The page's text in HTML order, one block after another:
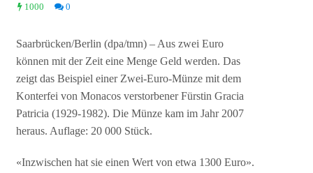
1000 0
Saarbrücken/Berlin (dpa/tmn) – Aus zwei Euro
können mit der Zeit eine Menge Geld werden. Das
zeigt das Beispiel einer Zwei-Euro-Münze mit dem
Konterfei von Monacos verstorbener Fürstin Gracia
Patricia (1929-1982). Die Münze kam im Jahr 2007
heraus. Auflage: 20 000 Stück.
«Inzwischen hat sie einen Wert von etwa 1300 Euro».